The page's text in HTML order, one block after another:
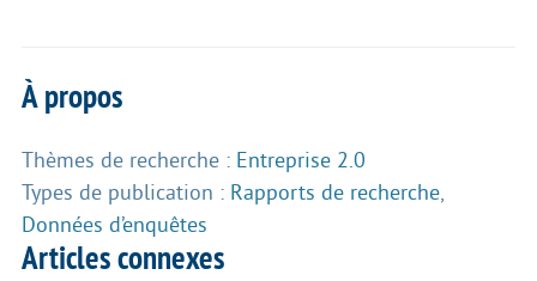
À propos
Thèmes de recherche : Entreprise 2.0
Types de publication : Rapports de recherche,
Données d’enquêtes
Articles connexes